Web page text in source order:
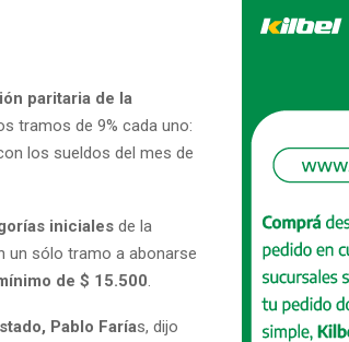
paritaria de la
tramos de 9% cada uno:
los sueldos del mes de
iniciales de la
un sólo tramo a abonarse
de $ 15.500
Pablo Farías, dijo